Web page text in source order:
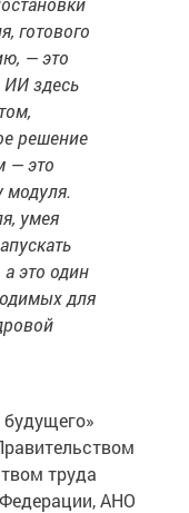
готового
— это
ИИ здесь
решение
— это
модуля.
умея
это один
для
труда
АНО